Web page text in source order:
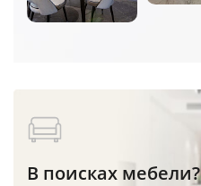
В поисках мебели?